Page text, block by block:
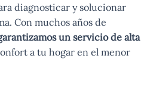
diagnosticar y solucionar
Con muchos años de
un servicio de alta
a tu hogar en el menor